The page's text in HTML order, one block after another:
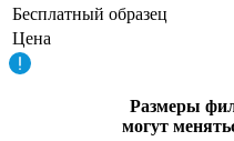
Бесплатный образец
Цена
Размеры
могут